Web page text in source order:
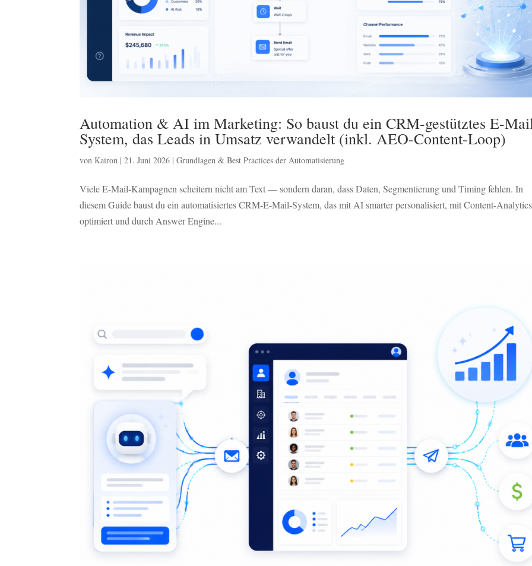
Automation & AI im Marketing: So baust du ein CRM-gestütztes E-
System, das Leads in Umsatz verwandelt (inkl. AEO-Content-Loop)
vonKairon |21. Juni 2026 |Grundlagen & Best Practices der Automatisierung
Viele E-Mail-Kampagnen scheitern nicht am Text — sondern daran, dass Daten, Segmentierung und Timing fehlen. In
diesem Guide baust du ein automatisiertes CRM-E-Mail-System, das mit AI smarter personalisiert, mit Content-Analytics
optimiert und durch Answer Engine...